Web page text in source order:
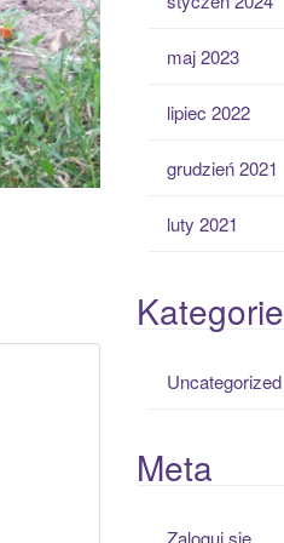
maj 2023
lipiec 2022
grudzień 2021
luty 2021
Kategorie
Uncategorized
Meta
Zaloguj się